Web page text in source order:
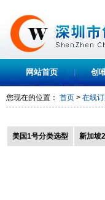
网站首页 创
您现在的位置： 首页 > 在线
美国1号分类选型 新加坡